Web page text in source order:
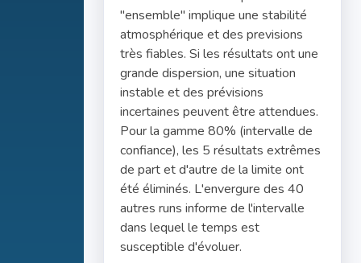
"ensemble" implique une stabilité
atmosphérique et des previsions
très fiables. Si les résultats ont une
grande dispersion, une situation
instable et des prévisions
incertaines peuvent être attendues.
Pour la gamme 80% (intervalle de
confiance), les 5 résultats extrêmes
de part et d'autre de la limite ont
été éliminés. L'envergure des 40
autres runs informe de l'intervalle
dans lequel le temps est
susceptible d'évoluer.